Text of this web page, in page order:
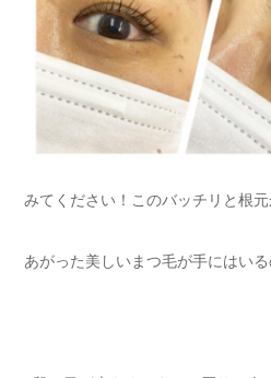
みてください！このバッチリと根元
あがった美しいまつ毛が手にはい